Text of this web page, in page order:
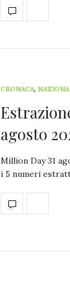
CRONACA,
agosto
Million Day 31
i 5 numeri